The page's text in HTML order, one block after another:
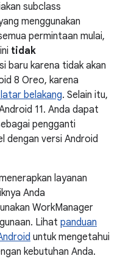
subclass
menggunakan
permintaan mulai,
tidak
baru karena tidak akan
8 Oreo, karena
belakang. Selain itu,
11. Anda dapat
pengganti
dengan versi Android
layanan
Anda
WorkManager
Lihat panduan
untuk mengetahui
kebutuhan Anda.